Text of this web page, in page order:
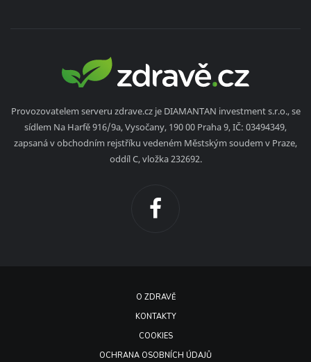
Provozovatelem serveru zdrave.cz je DIAMANTAN investment s.r.o., se
sídlem Na Harfě 916/9a, Vysočany, 190 00 Praha 9, IČ: 03494349,
zapsaná v obchodním rejstříku vedeném Městským soudem v Praze,
oddíl C, vložka 232692.
O ZDRAVĚ
KONTAKTY
COOKIES
OCHRANA OSOBNÍCH ÚDAJŮ